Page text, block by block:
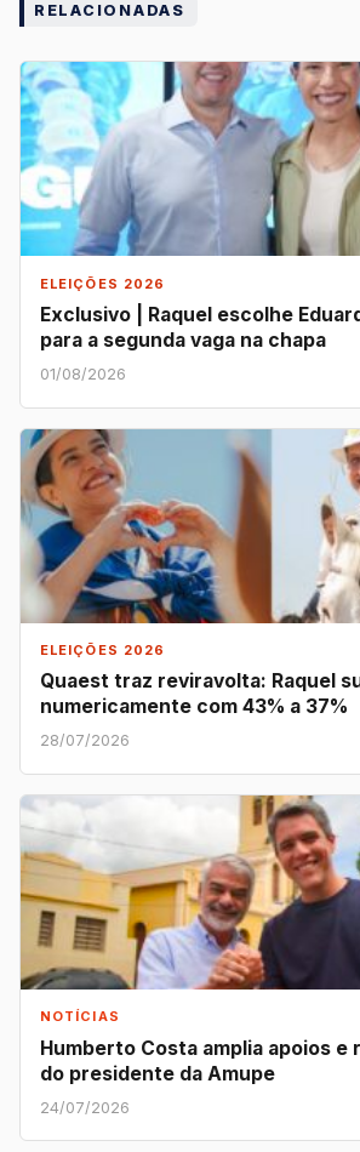
RELACIONADAS
ELEIÇÕES 2026
Exclusivo | Raquel escolhe
para a segunda vaga na chapa
01/08/2026
ELEIÇÕES 2026
Quaest traz reviravolta: Raquel
numericamente com 43% a 37%
28/07/2026
NOTÍCIAS
Humberto Costa amplia apoios
do presidente da Amupe
24/07/2026